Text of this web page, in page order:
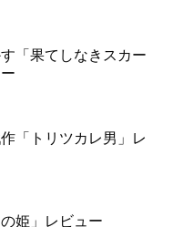
「果てしなきスカー
「トリツカレ男」レ
姫」レビュー